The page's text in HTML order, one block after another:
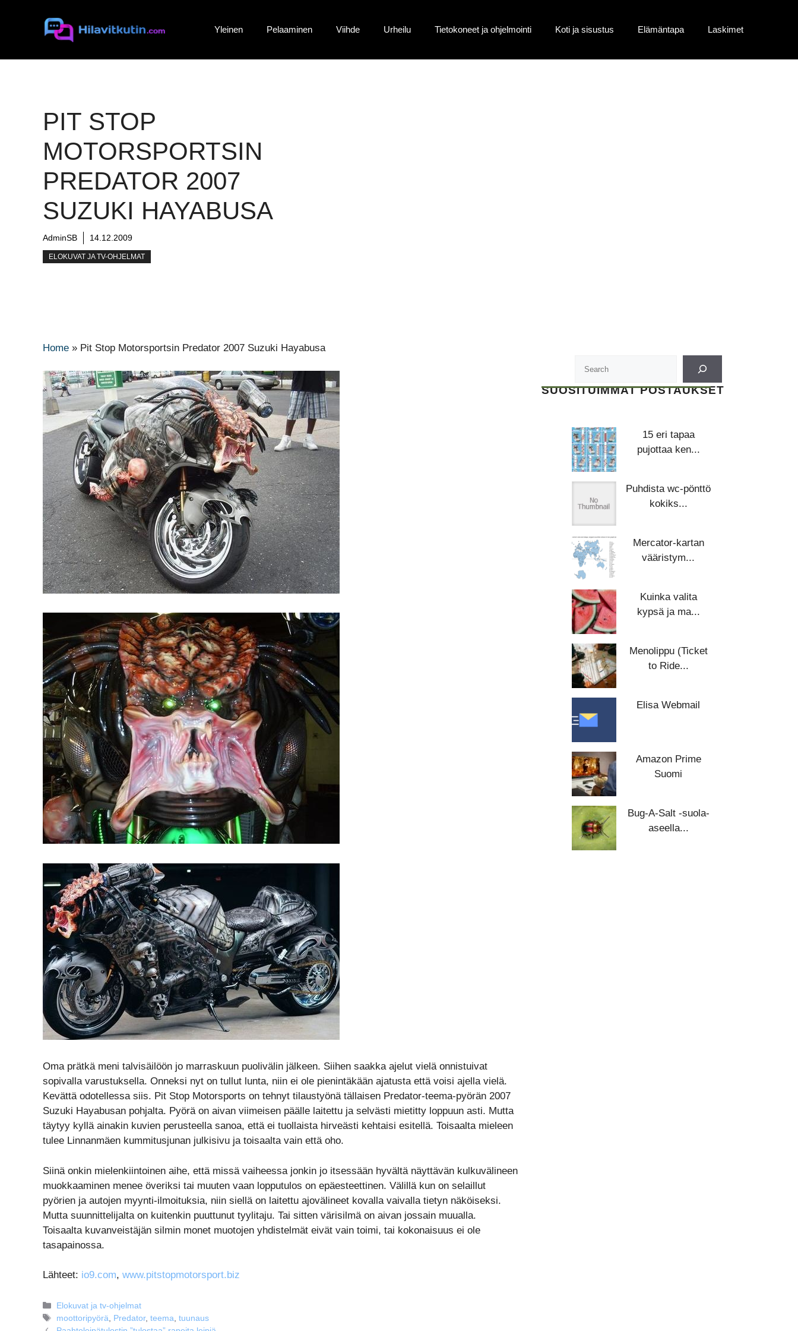
Yleinen Pelaaminen Viihde Urheilu Tietokoneet ja ohjelmointi Koti ja sisustus Elämäntapa Laskimet
PIT STOP
MOTORSPORTSIN
PREDATOR 2007
SUZUKI HAYABUSA
AdminSB 14.12.2009
ELOKUVAT JA TV-OHJELMAT
Home » Pit Stop Motorsportsin Predator 2007 Suzuki Hayabusa
Oma prätkä meni talvisäilöön jo marraskuun puolivälin jälkeen. Siihen saakka ajelut vielä onnistuivat
sopivalla varustuksella. Onneksi nyt on tullut lunta, niin ei ole pienintäkään ajatusta että voisi ajella vielä.
Kevättä odotellessa siis. Pit Stop Motorsports on tehnyt tilaustyönä tällaisen Predator-teema-pyörän 2007
Suzuki Hayabusan pohjalta. Pyörä on aivan viimeisen päälle laitettu ja selvästi mietitty loppuun asti. Mutta
täytyy kyllä ainakin kuvien perusteella sanoa, että ei tuollaista hirveästi kehtaisi esitellä. Toisaalta mieleen
tulee Linnanmäen kummitusjunan julkisivu ja toisaalta vain että oho.
Siinä onkin mielenkiintoinen aihe, että missä vaiheessa jonkin jo itsessään hyvältä näyttävän kulkuvälineen
muokkaaminen menee överiksi tai muuten vaan lopputulos on epäesteettinen. Välillä kun on selaillut
pyörien ja autojen myynti-ilmoituksia, niin siellä on laitettu ajovälineet kovalla vaivalla tietyn näköiseksi.
Mutta suunnittelijalta on kuitenkin puuttunut tyylitaju. Tai sitten värisilmä on aivan jossain muualla.
Toisaalta kuvanveistäjän silmin monet muotojen yhdistelmät eivät vain toimi, tai kokonaisuus ei ole
tasapainossa.
Lähteet: io9.com, www.pitstopmotorsport.biz
Kategoriat
Elokuvat ja tv-ohjelmat
Avainsanat
moottoripyörä Predator,teema ,tuunaus
SUOSITUIMMAT POSTAUKSET
15 eri tapaa
pujottaa ken...
Puhdista wc-pönttö
kokiks...
Mercator-kartan
vääristym...
Kuinka valita
kypsä ja ma...
Menolippu (Ticket
to Ride...
Elisa Webmail
Amazon Prime
Suomi
Bug-A-Salt -suola-
aseella...